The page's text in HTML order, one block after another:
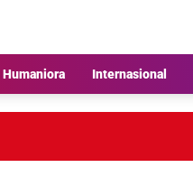
Humaniora Internasional